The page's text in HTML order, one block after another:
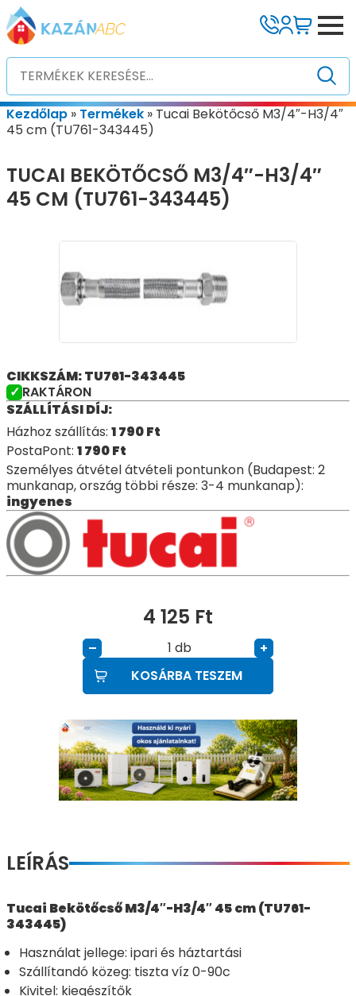
Kezdőlap » Termékek » Tucai Bekötőcső M3/4″-H3/4″
45 cm (TU761-343445)
TUCAI BEKÖTŐCSŐ M3/4″-H3/4″
45 CM (TU761-343445)
CIKKSZÁM: TU761-343445
RAKTÁRON
SZÁLLÍTÁSI DÍJ:
Házhoz szállítás: 1 790Ft
PostaPont: 1 790Ft
Személyes átvétel átvételi pontunkon (Budapest: 2
munkanap, ország többi része: 3-4 munkanap):
ingyenes
4 125 Ft
– db
+
KOSÁRBA TESZEM
LEÍRÁS
Tucai Bekötőcső M3/4″-H3/4″ 45 cm (TU761-
343445)
Használat jellege: ipari és háztartási
Szállítandó közeg: tiszta víz 0-90c
Kivitel: kiegészítők